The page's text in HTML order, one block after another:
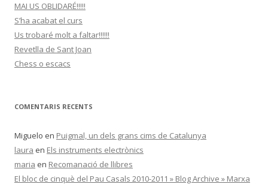
MAI US OBLIDARÉ!!!!!
S’ha acabat el curs
Us trobaré molt a faltar!!!!!!
Revetlla de Sant Joan
Chess o escacs
COMENTARIS RECENTS
Miguelo en Puigmal, un dels grans cims de Catalunya
laura en Els instruments electrònics
maria en Recomanació de llibres
El bloc de cinquè del Pau Casals 2010-2011 » Blog Archive » Marxa